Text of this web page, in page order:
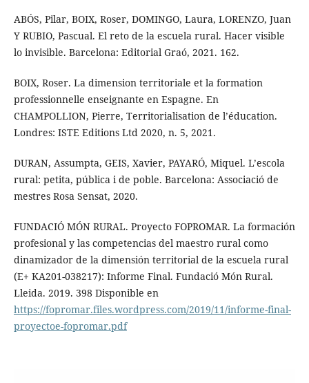
ABÓS, Pilar, BOIX, Roser, DOMINGO, Laura, LORENZO, Juan
Y RUBIO, Pascual. El reto de la escuela rural. Hacer visible
lo invisible. Barcelona: Editorial Graó, 2021. 162.
BOIX, Roser. La dimension territoriale et la formation
professionnelle enseignante en Espagne. En
CHAMPOLLION, Pierre, Territorialisation de l’éducation.
Londres: ISTE Editions Ltd 2020, n. 5, 2021.
DURAN, Assumpta, GEIS, Xavier, PAYARÓ, Miquel. L’escola
rural: petita, pública i de poble. Barcelona: Associació de
mestres Rosa Sensat, 2020.
FUNDACIÓ MÓN RURAL. Proyecto FOPROMAR. La formación
profesional y las competencias del maestro rural como
dinamizador de la dimensión territorial de la escuela rural
(E+ KA201-038217): Informe Final. Fundació Món Rural.
Lleida. 2019. 398 Disponible en
https://fopromar.files.wordpress.com/2019/11/informe-final-
proyectoe-fopromar.pdf